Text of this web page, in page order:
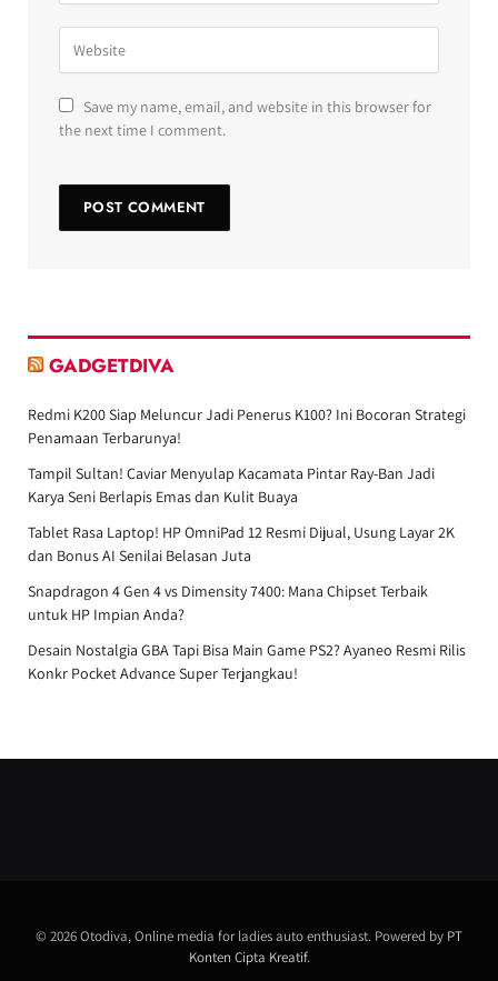
Save my name, email, and website in this browser for
the next time I comment.
GADGETDIVA
Redmi K200 Siap Meluncur Jadi Penerus K100? Ini Bocoran Strategi
Penamaan Terbarunya!
Tampil Sultan! Caviar Menyulap Kacamata Pintar Ray-Ban Jadi
Karya Seni Berlapis Emas dan Kulit Buaya
Tablet Rasa Laptop! HP OmniPad 12 Resmi Dijual, Usung Layar 2K
dan Bonus AI Senilai Belasan Juta
Snapdragon 4 Gen 4 vs Dimensity 7400: Mana Chipset Terbaik
untuk HP Impian Anda?
Desain Nostalgia GBA Tapi Bisa Main Game PS2? Ayaneo Resmi Rilis
Konkr Pocket Advance Super Terjangkau!
© 2026 Otodiva, Online media for ladies auto enthusiast. Powered by PT
Konten Cipta Kreatif.